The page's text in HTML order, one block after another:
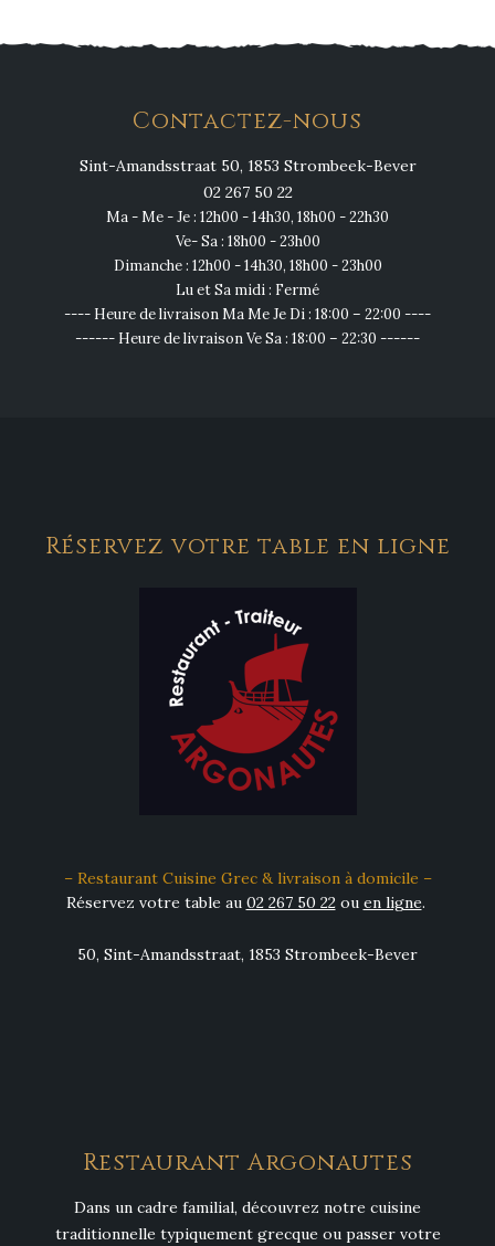
Contactez-nous
Sint-Amandsstraat 50, 1853 Strombeek-Bever
02 267 50 22
Ma - Me - Je : 12h00 - 14h30, 18h00 - 22h30
Ve- Sa : 18h00 - 23h00
Dimanche : 12h00 - 14h30, 18h00 - 23h00
Lu et Sa midi : Fermé
---- Heure de livraison Ma Me Je Di : 18:00 – 22:00 ----
------ Heure de livraison Ve Sa : 18:00 – 22:30 ------
Réservez votre table en ligne
– Restaurant Cuisine Grec & livraison à domicile –
Réservez votre table au 02 267 50 22ou en ligne.
50, Sint-Amandsstraat, 1853 Strombeek-Bever
Restaurant Argonautes
Dans un cadre familial, découvrez notre cuisine
traditionnelle typiquement grecque ou passer votre